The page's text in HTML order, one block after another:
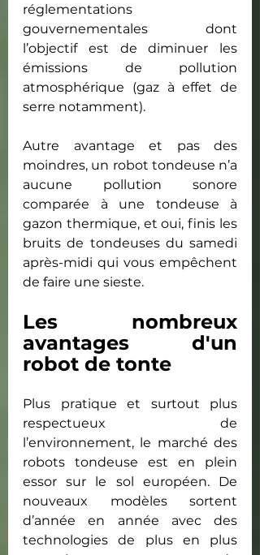
réglementations
gouvernementales dont
l’objectif est de diminuer les
émissions de pollution
atmosphérique (gaz à effet de
serre notamment).
Autre avantage et pas des
moindres, un robot tondeuse n’a
aucune pollution sonore
comparée à une tondeuse à
gazon thermique, et oui, finis les
bruits de tondeuses du samedi
après-midi qui vous empêchent
de faire une sieste.
Les nombreux
avantages d'un
robot de tonte
Plus pratique et surtout plus
respectueux de
l’environnement, le marché des
robots tondeuse est en plein
essor sur le sol européen. De
nouveaux modèles sortent
d’année en année avec des
technologies de plus en plus